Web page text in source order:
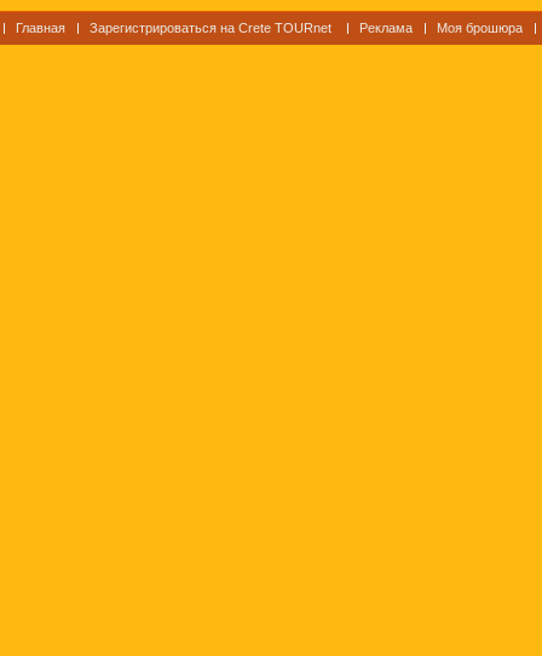
Главная Зарегистрироваться на Crete TOURnet Реклама Моя брошюра